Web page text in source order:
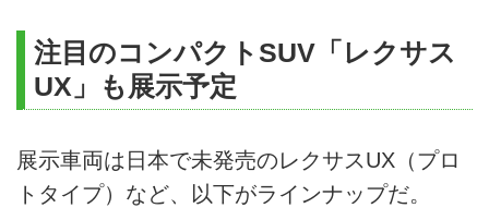
注目のコンパクトSUV「レクサス
UX」も展示予定
展示車両は日本で未発売のレクサスUX（プロ
トタイプ）など、以下がラインナップだ。